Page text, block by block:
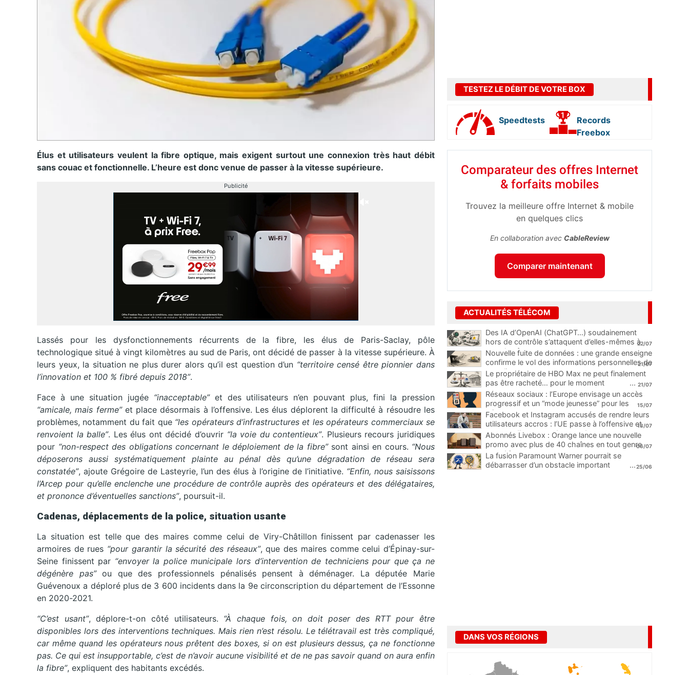
Élus et utilisateurs veulent la fibre optique, mais exigent surtout une connexion très haut débit
sans couac et fonctionnelle. L’heure est donc venue de passer à la vitesse supérieure.
Publicité
Lassés pour les dysfonctionnements récurrents de la fibre, les élus de Paris-Saclay, pôle
technologique situé à vingt kilomètres au sud de Paris, ont décidé de passer à la vitesse supérieure. À
leurs yeux, la situation ne plus durer alors qu’il est question d’un “territoire censé être pionnier dans
l’innovation et 100 % fibré depuis 2018”.
Face à une situation jugée “inacceptable”et des utilisateurs n’en pouvant plus, fini la pression
“amicale, mais ferme”et place désormais à l’offensive. Les élus déplorent la difficulté à résoudre les
problèmes, notamment du fait que “les opérateurs d’infrastructures et les opérateurs commerciaux se
renvoient la balle”. Les élus ont décidé d’ouvrir “la voie du contentieux”. Plusieurs recours juridiques
pour “non-respect des obligations concernant le déploiement de la fibre”sont ainsi en cours. “Nous
déposerons aussi systématiquement plainte au pénal dès qu’une dégradation de réseau sera
constatée”, ajoute Grégoire de Lasteyrie, l’un des élus à l’origine de l’initiative. “Enfin, nous saisissons
l’Arcep pour qu’elle enclenche une procédure de contrôle auprès des opérateurs et des délégataires,
et prononce d’éventuelles sanctions”, poursuit-il.
Cadenas, déplacements de la police, situation usante
La situation est telle que des maires comme celui de Viry-Châtillon finissent par cadenasser les
armoires de rues “pour garantir la sécurité des réseaux”, que des maires comme celui d’Épinay-sur-
Seine finissent par “envoyer la police municipale lors d’intervention de techniciens pour que ça ne
dégénère pas”ou que des professionnels pénalisés pensent à déménager. La députée Marie
Guévenoux a déploré plus de 3 600 incidents dans la 9e circonscription du département de l’Essonne
en 2020-2021.
“C’est usant”, déplore-t-on côté utilisateurs. “À chaque fois, on doit poser des RTT pour être
disponibles lors des interventions techniques. Mais rien n’est résolu. Le télétravail est très compliqué,
car même quand les opérateurs nous prêtent des boxes, si on est plusieurs dessus, ça ne fonctionne
pas. Ce qui est insupportable, c’est de n’avoir aucune visibilité et de ne pas savoir quand on aura enfin
la fibre”, expliquent des habitants excédés.
TESTEZ LE DÉBIT DE VOTRE BOX
Speedtests
Records
Freebox
Comparateur des offres Internet
& forfaits mobiles
Trouvez la meilleure offre Internet & mobile
en quelques clics
En collaboration avec CableReview
Comparer maintenant
ACTUALITÉS TÉLÉCOM
Des IA d’OpenAI (ChatGPT…) soudainement
hors de contrôle s’attaquent d’elles-mêmes à
une plateforme
...
22/07
Nouvelle fuite de données : une grande enseigne
confirme le vol des informations personnelles de
ses clients
...
21/07
Le propriétaire de HBO Max ne peut finalement
pas être racheté… pour le moment
... 21/07
Réseaux sociaux : l’Europe envisage un accès
progressif et un “mode jeunesse” pour les
mineurs
...
15/07
Facebook et Instagram accusés de rendre leurs
utilisateurs accros : l’UE passe à l’offensive et
menace d’une amende record
...
13/07
Abonnés Livebox : Orange lance une nouvelle
promo avec plus de 40 chaînes en tout genre
pour 1€
06/07
La fusion Paramount Warner pourrait se
débarrasser d’un obstacle important
...25/06
DANS VOS RÉGIONS